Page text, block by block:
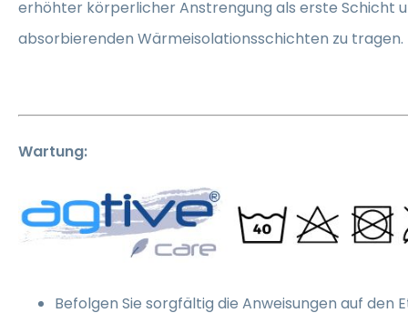
erhöhter körperlicher Anstrengung als erste Schicht
absorbierenden Wärmeisolationsschichten zu tragen.
Wartung:
Befolgen Sie sorgfältig die Anweisungen auf den